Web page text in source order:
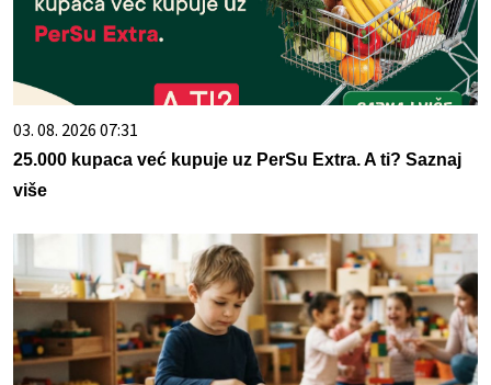
03. 08. 2026 07:31
25.000 kupaca već kupuje uz PerSu Extra. A ti? Saznaj
više